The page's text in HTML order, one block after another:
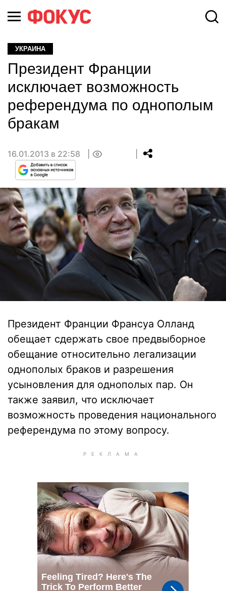
УКРАИНА
Президент Франции
исключает возможность
референдума по однополым
бракам
16.01.2013 в 22:58
Президент Франции Франсуа Олланд
обещает сдержать свое предвыборное
обещание относительно легализации
однополых браков и разрешения
усыновления для однополых пар. Он
также заявил, что исключает
возможность проведения национального
референдума по этому вопросу.